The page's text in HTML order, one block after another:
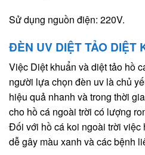
Sử dụng nguồn điện: 220V.
ĐÈN UV DIỆT TẢO DIỆT
Việc Diệt khuẩn và diệt tảo hồ
người lựa chọn đèn uv là chủ
hiệu quả nhanh và trong thời
cho hồ cá ngoài trời có lượng
Đối với hồ cá koi ngoài trời
dễ gây màu xanh và các bệnh